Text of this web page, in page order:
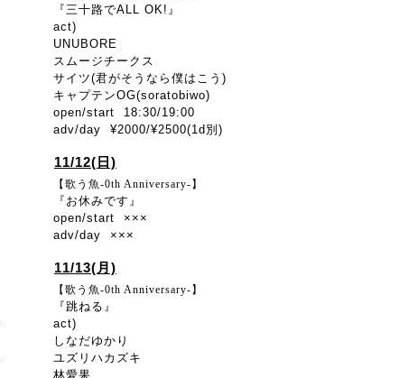
『三十路でALL OK!』
act)
UNUBORE
スムージチークス
サイツ(君がそうなら僕はこう)
キャプテンOG(soratobiwo)
open/start 18:30/19:00
adv/day ¥2000/¥2500(1d別)
11/12(日)
【歌う魚-0th Anniversary-】
『お休みです』
open/start ×××
adv/day ×××
11/13(月)
【歌う魚-0th Anniversary-】
『跳ねる』
act)
しなだゆかり
ユズリハカズキ
林愛果